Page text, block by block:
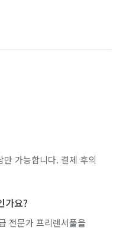
가능합니다. 결제 후의
가요?
전문가 프리랜서풀을